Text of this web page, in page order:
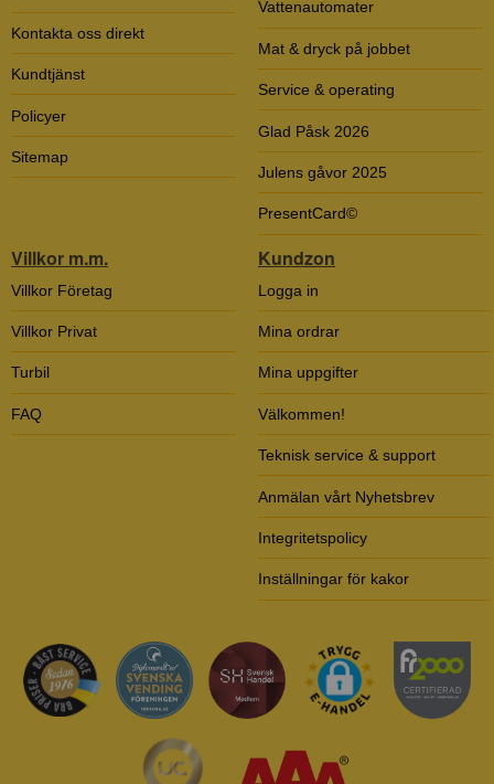
Kontakta oss direkt
Kundtjänst
Policyer
Sitemap
Vattenautomater
Mat & dryck på jobbet
Service & operating
Glad Påsk 2026
Julens gåvor 2025
PresentCard©
Villkor m.m.
Villkor Företag
Villkor Privat
Turbil
FAQ
Kundzon
Logga in
Mina ordrar
Mina uppgifter
Välkommen!
Teknisk service & support
Anmälan vårt Nyhetsbrev
Integritetspolicy
Inställningar för kakor